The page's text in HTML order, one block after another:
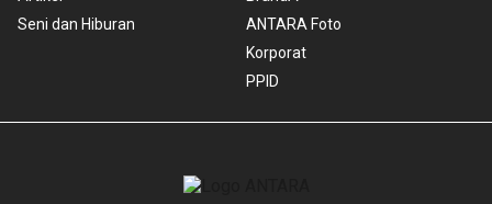
Seni dan Hiburan
ANTARA Foto
Korporat
PPID